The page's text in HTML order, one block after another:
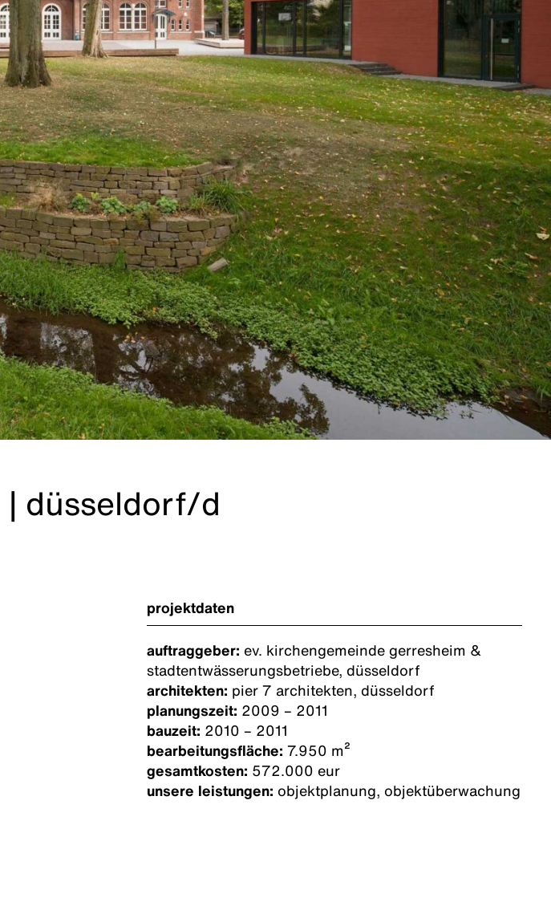
| düsseldorf/d
projektdaten
auftraggeber: ev. kirchengemeinde gerresheim &
stadtentwässerungsbetriebe, düsseldorf
architekten: pier 7 architekten, düsseldorf
planungszeit: 2009 – 2011
bauzeit: 2010 – 2011
bearbeitungsfläche: 7.950 m²
gesamtkosten: 572.000 eur
unsere leistungen: objektplanung, objektüberwachung